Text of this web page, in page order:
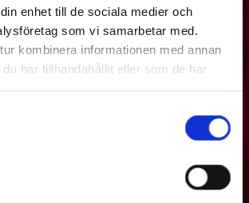
enhet till de sociala medier och
som vi samarbetar med.
kombinera informationen med annan
har tillhandahållit eller som de har